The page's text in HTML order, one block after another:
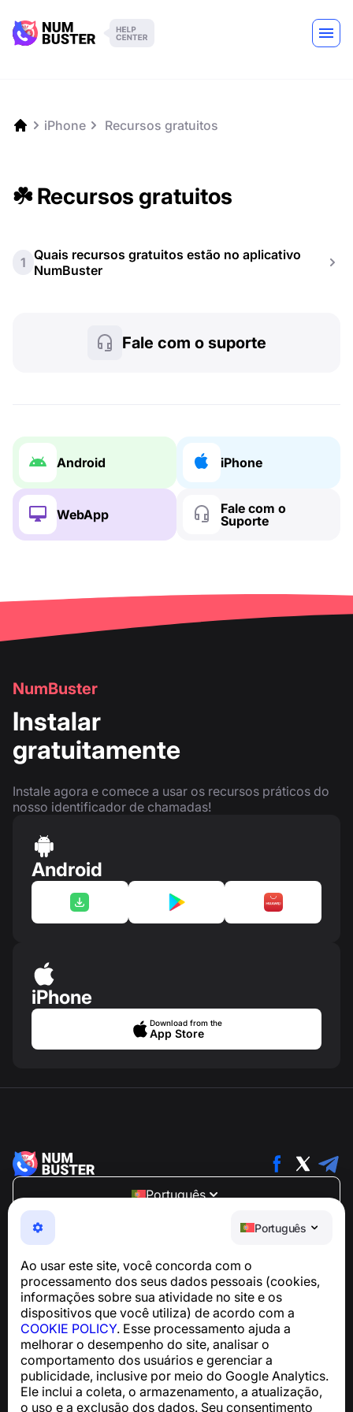
Português
Ao usar este site, você concorda com o
processamento dos seus dados pessoais (cookies,
informações sobre sua atividade no site e os
dispositivos que você utiliza) de acordo com a
COOKIE POLICY. Esse processamento ajuda a
melhorar o desempenho do site, analisar o
comportamento dos usuários e gerenciar a
publicidade, inclusive por meio do Google Analytics.
Ele inclui a coleta, o armazenamento, a atualização,
o uso e a exclusão dos dados. Seu consentimento
iPhone ️ Recursos gratuitos
☘️ Recursos gratuitos
1 Quais recursos gratuitos estão no aplicativo
NumBuster
Fale com o suporte
Android iPhone
WebApp
Fale com o
Suporte
NumBuster
Instalar
gratuitamente
Instale agora e comece a usar os recursos práticos do
nosso identificador de chamadas!
Android
iPhone
Download from the
App Store
Português
NumBuster © 2013—2026 ·
support@numbuster.com
Um app fácil de usar que protege você contra golpes
Para dúvidas sobre conformidade com a GDPR:
support@numbuster.com
Central de Ajuda
Notícias e Artigos
Sobre o projeto
Contatos